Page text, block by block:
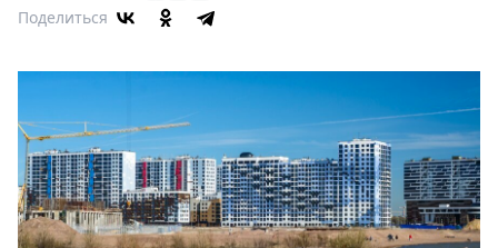
Metro
Спецпроекты
Звезды
Выборы
2026
Скачай
Metro
Поделиться